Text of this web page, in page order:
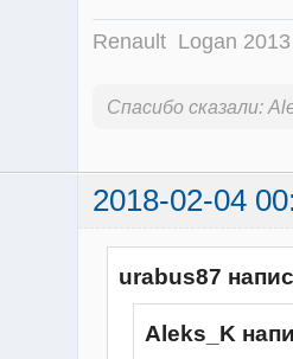
Renault Logan
Спасибо сказали:
2018-02-04
urabus87
Aleks_K